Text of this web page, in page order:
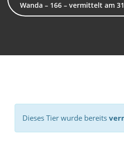
Wanda – 166 – vermittelt am
Dieses Tier wurde bereits